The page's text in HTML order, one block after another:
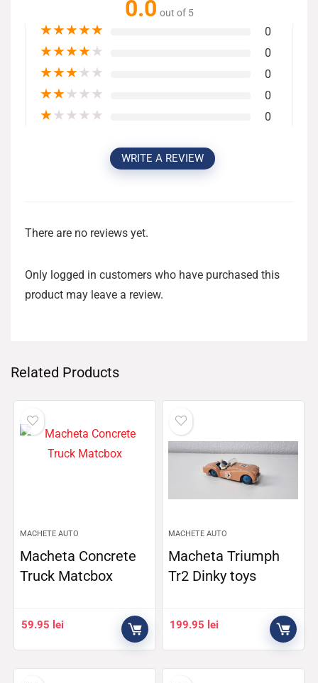
0.0 out of 5
★★★★★ 0
★★★★★ 0
★★★★★ 0
★★★★★ 0
★★★★★ 0
WRITE A REVIEW
There are no reviews yet.
Only logged in customers who have purchased this
product may leave a review.
Related Products
MACHETE AUTO
Macheta Concrete
Truck Matcbox
59.95 lei
MACHETE AUTO
Macheta Triumph
Tr2 Dinky toys
199.95 lei